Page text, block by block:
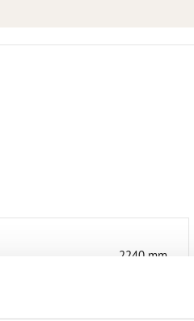
2240 mm